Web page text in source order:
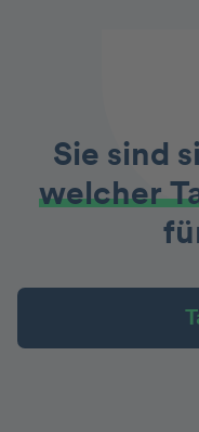
Sie sind
welcher